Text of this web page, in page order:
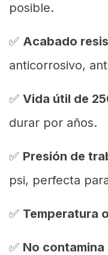
posible.
✅ Acabado
anticorrosivo,
✅ Vida útil de
durar por años.
✅ Presión de
psi, perfecta
✅ Temperatura
✅ No